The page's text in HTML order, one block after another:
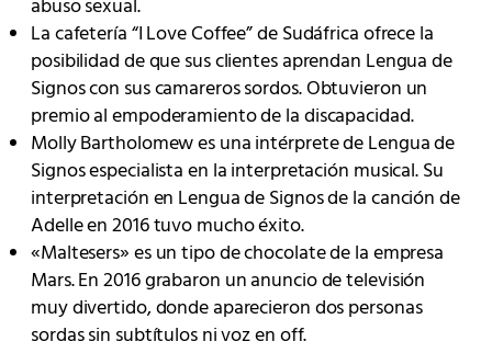
abuso sexual.
La cafetería “I Love Coffee” de Sudáfrica ofrece la
posibilidad de que sus clientes aprendan Lengua de
Signos con sus camareros sordos. Obtuvieron un
premio al empoderamiento de la discapacidad.
Molly Bartholomew es una intérprete de Lengua de
Signos especialista en la interpretación musical. Su
interpretación en Lengua de Signos de la canción de
Adelle en 2016 tuvo mucho éxito.
«Maltesers» es un tipo de chocolate de la empresa
Mars. En 2016 grabaron un anuncio de televisión
muy divertido, donde aparecieron dos personas
sordas sin subtítulos ni voz en off.